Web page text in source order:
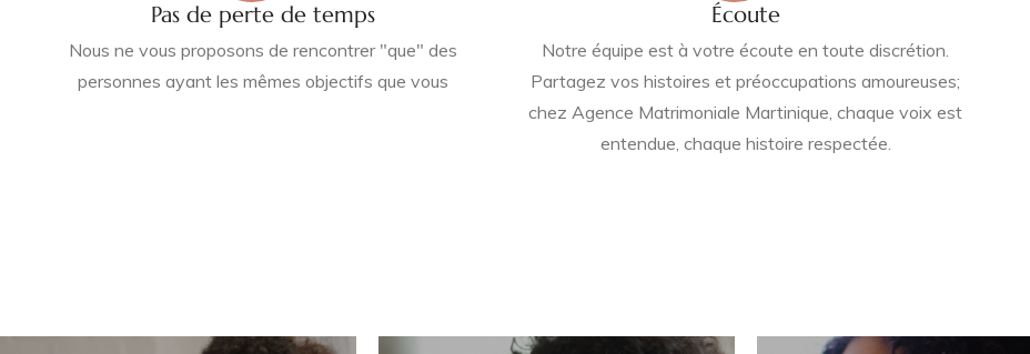
Pas de perte de temps
Nous ne vous proposons de rencontrer "que" des
personnes ayant les mêmes objectifs que vous
Écoute
Notre équipe est à votre écoute en toute discrétion.
Partagez vos histoires et préoccupations amoureuses;
chez Agence Matrimoniale Martinique, chaque voix est
entendue, chaque histoire respectée.